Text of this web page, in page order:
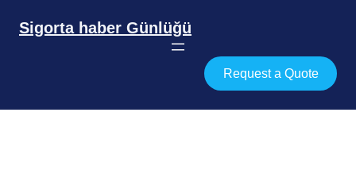
Sigorta haber Günlüğü
Request a Quote